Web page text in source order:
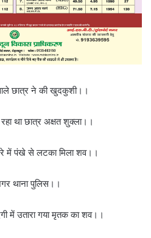
छात्र ने की खुदकुशी।।
था छात्र अक्षत शुक्ला।।
में पंखे से लटका मिला शव।।
थाना पुलिस।।
में उतारा गया मृतक का शव।।